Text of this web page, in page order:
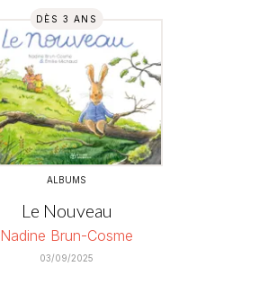
DÈS 3 ANS
ALBUMS
Le Nouveau
Nadine Brun-Cosme
03/09/2025